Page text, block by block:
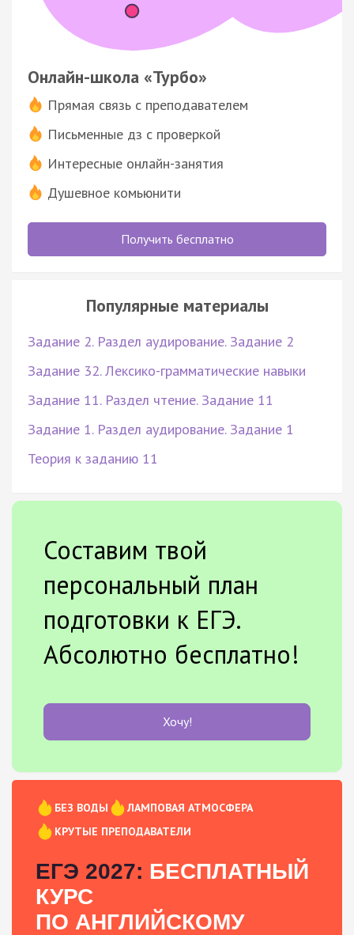
Онлайн-школа «Турбо»
Прямая связь с преподавателем
Письменные дз с проверкой
Интересные онлайн-занятия
Душевное комьюнити
Получить бесплатно
Популярные материалы
Задание 2. Раздел аудирование. Задание 2
Задание 32. Лексико-грамматические навыки
Задание 11. Раздел чтение. Задание 11
Задание 1. Раздел аудирование. Задание 1
Теория к заданию 11
Составим твой
персональный план
подготовки к ЕГЭ.
Абсолютно бесплатно!
Хочу!
БЕЗ ВОДЫ
ЛАМПОВАЯ АТМОСФЕРА
КРУТЫЕ ПРЕПОДАВАТЕЛИ
ЕГЭ 2027: БЕСПЛАТНЫЙ
КУРС
ПО АНГЛИЙСКОМУ